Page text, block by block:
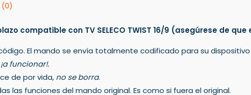
compatible con TV SELECO TWIST 16/9 (asegúrese de que
El mando se envía totalmente codificado para su
¡a funcionar!.
de por vida, no se borra.
las funciones del mando original. Es como si fuera el original.